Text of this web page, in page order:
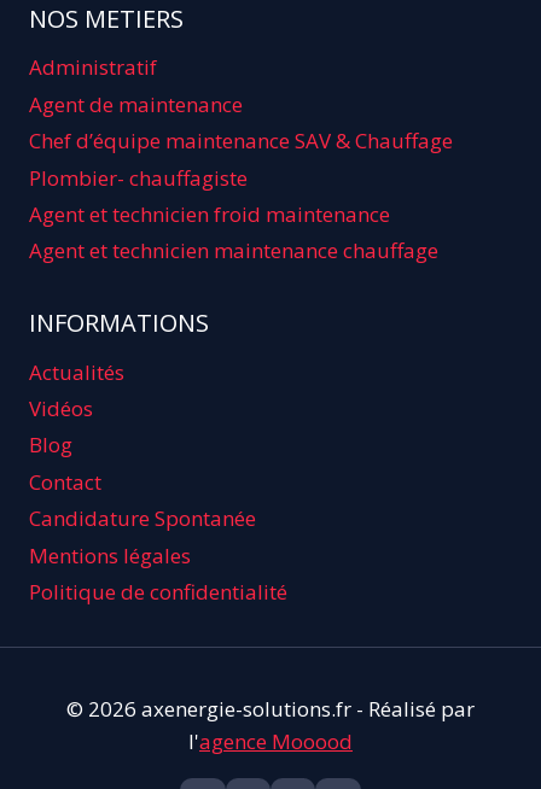
NOS METIERS
Administratif
Agent de maintenance
Chef d’équipe maintenance SAV & Chauffage
Plombier- chauffagiste
Agent et technicien froid maintenance
Agent et technicien maintenance chauffage
INFORMATIONS
Actualités
Vidéos
Blog
Contact
Candidature Spontanée
Mentions légales
Politique de confidentialité
© 2026 axenergie-solutions.fr - Réalisé par
l'agence Mooood